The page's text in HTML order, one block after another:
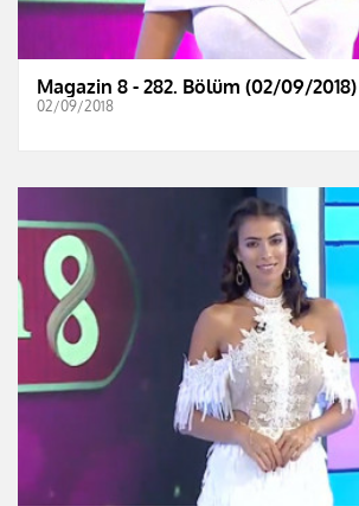
Magazin 8 - 282. Bölüm (02/09/2018)
02/09/2018